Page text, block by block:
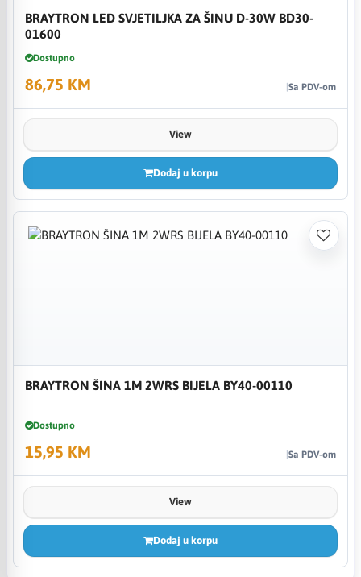
BRAYTRON LED SVJETILJKA ZA ŠINU D-30W BD30-
01600
Dostupno
86,75 KM Sa PDV-om
View
Dodaj u korpu
BRAYTRON ŠINA 1M 2WRS BIJELA BY40-00110
Dostupno
15,95 KM Sa PDV-om
View
Dodaj u korpu